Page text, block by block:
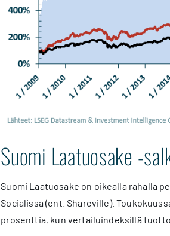
Suomi Laatuosake -
Suomi Laatuosake on oikealla rahalla
Socialissa (ent. Shareville).
prosenttia, kun vertailuindeksillä